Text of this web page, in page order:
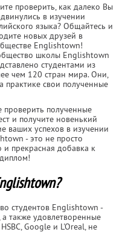
проверить, как далеко Вы
в изучении
языка? Общайтесь и
новых друзей в
Englishtown!
школы Englishtown
студентами из
чем 120 стран мира. Они,
практике свои полученные
полученные
и получите новенький
ваших успехов в изучении
- это не просто
прекрасная добавка к
студентов Englishtown -
также удовлетворенные
Google и L'Oreal, не